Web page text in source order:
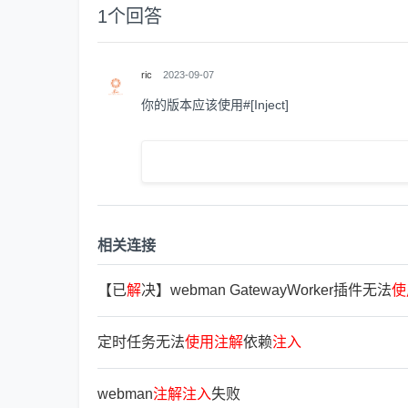
1个回答
ric 2023-09-07
你的版本应该使用#[Inject]
相关连接
【已解决】webman GatewayWorker插件无法使
定时任务无法使用注解依赖注 入
webman注解注 入失败